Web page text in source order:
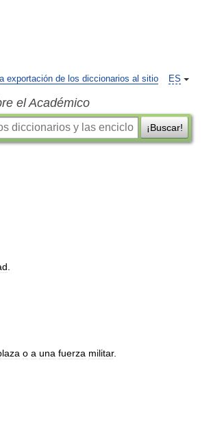
ES
exportación de los diccionarios al sitio
el Académico
¡Buscar!
o a una fuerza militar.